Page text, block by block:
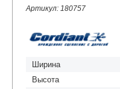
Артикул: 180757
Ширина
Высота